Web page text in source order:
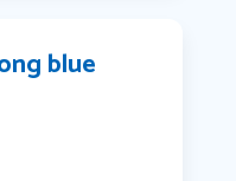
blue